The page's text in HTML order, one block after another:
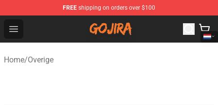
FREE shipping on orders over $100
Open menu
Gojira Shop - Official Gojira Merchandise Store
Home/Overige